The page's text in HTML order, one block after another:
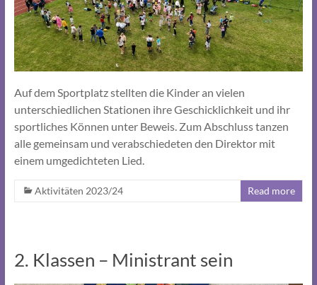
Auf dem Sportplatz stellten die Kinder an vielen
unterschiedlichen Stationen ihre Geschicklichkeit und ihr
sportliches Können unter Beweis. Zum Abschluss tanzen
alle gemeinsam und verabschiedeten den Direktor mit
einem umgedichteten Lied.
Aktivitäten 2023/24 Read more
2. Klassen – Ministrant sein